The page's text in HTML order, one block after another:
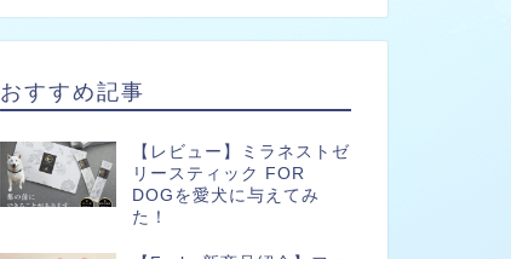
おすすめ記事
【レビュー】ミラネストゼ
リースティック FOR
DOGを愛犬に与えてみ
た！